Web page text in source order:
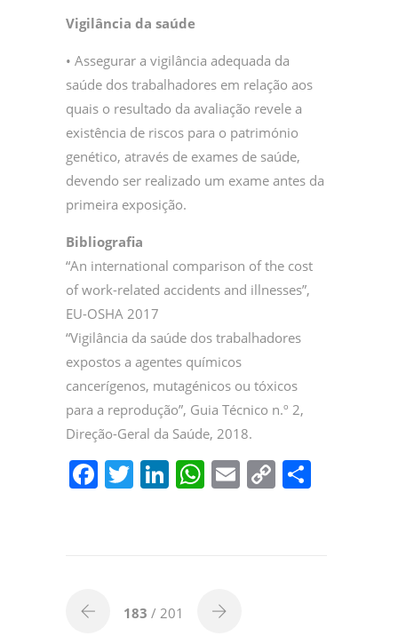
Vigilância da saúde
• Assegurar a vigilância adequada da
saúde dos trabalhadores em relação aos
quais o resultado da avaliação revele a
existência de riscos para o património
genético, através de exames de saúde,
devendo ser realizado um exame antes da
primeira exposição.
Bibliografia
“An international comparison of the cost
of work-related accidents and illnesses”,
EU-OSHA 2017
“Vigilância da saúde dos trabalhadores
expostos a agentes químicos
cancerígenos, mutagénicos ou tóxicos
para a reprodução”, Guia Técnico n.º 2,
Direção-Geral da Saúde, 2018.
F T Li
n
W
p
E C
183 / 201